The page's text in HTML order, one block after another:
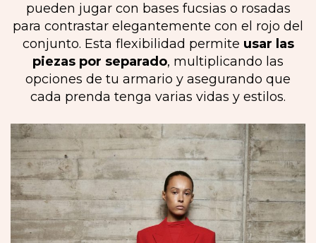
pueden jugar con bases fucsias o rosadas
para contrastar elegantemente con el rojo del
conjunto. Esta flexibilidad permite usar las
piezas por separado, multiplicando las
opciones de tu armario y asegurando que
cada prenda tenga varias vidas y estilos.